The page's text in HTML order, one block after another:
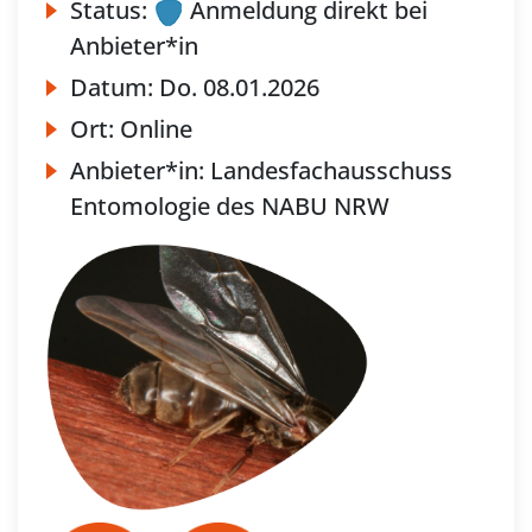
Status:
Anmeldung direkt bei
Anbieter*in
Datum: Do. 08.01.2026
Ort: Online
Anbieter*in: Landesfachausschuss
Entomologie des NABU NRW